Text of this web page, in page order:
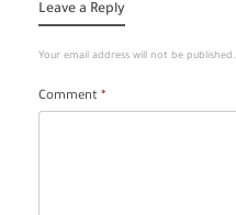
Leave a Reply
Your email address will not be published.
Comment *